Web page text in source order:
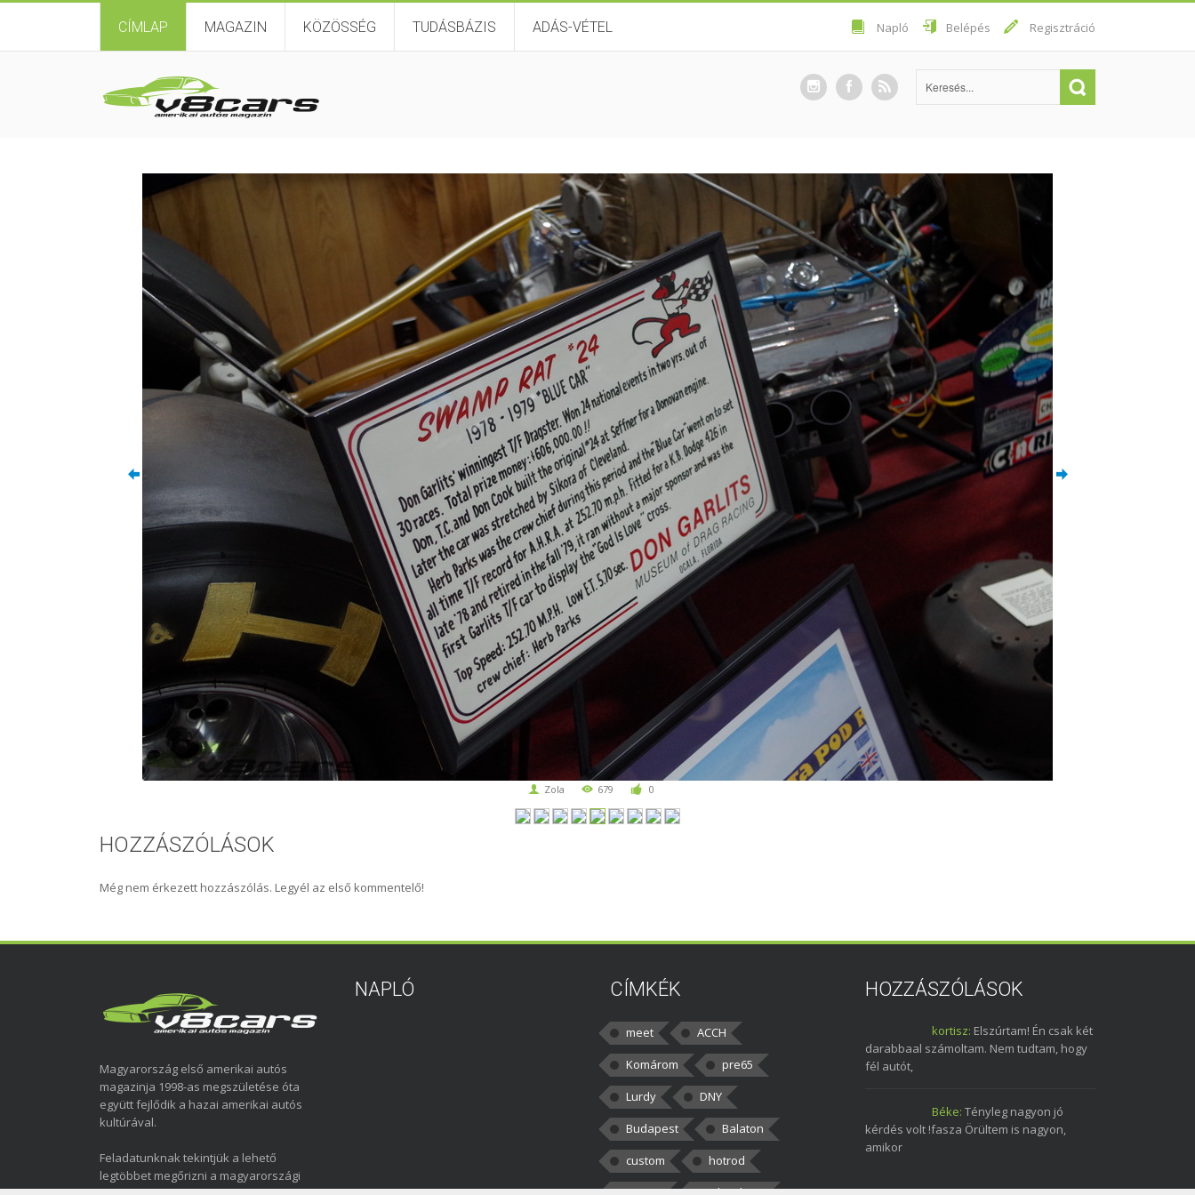
CÍMLAP MAGAZIN KÖZÖSSÉG TUDÁSBÁZIS ADÁS-VÉTEL Napló Belépés Regisztráció
Zola 679 0
HOZZÁSZÓLÁSOK
Még nem érkezett hozzászólás. Legyél az első kommentelő!
Magyarország első amerikai autós
magazinja 1998-as megszületése óta
együtt fejlődik a hazai amerikai autós
kultúrával.
Feladatunknak tekintjük a lehető
legtöbbet megőrizni a magyarországi
NAPLÓ CÍMKÉK
meet
ACCH
Komárom
pre65
Lurdy
DNY
Budapest
Balaton
custom
hotrod
HOZZÁSZÓLÁSOK
kortisz: Elszúrtam! Én csak két
darabbaal számoltam. Nem tudtam, hogy
fél autót,
Béke: Tényleg nagyon jó
kérdés volt !fasza Örültem is nagyon,
amikor